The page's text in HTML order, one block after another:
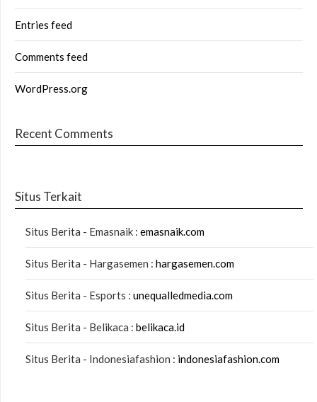
Entries feed
Comments feed
WordPress.org
Recent Comments
Situs Terkait
Situs Berita - Emasnaik : emasnaik.com
Situs Berita - Hargasemen : hargasemen.com
Situs Berita - Esports : unequalledmedia.com
Situs Berita - Belikaca : belikaca.id
Situs Berita - Indonesiafashion : indonesiafashion.com